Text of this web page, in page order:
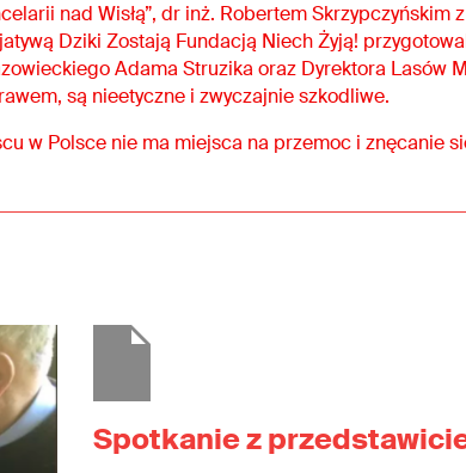
nad Wisłą”, dr inż. Robertem
Dziki Zostają Fundacją Niech Żyją!
Adama Struzika oraz Dyrektora
są nieetyczne i zwyczajnie szkodliwe.
w Polsce nie ma miejsca na przemoc i znęcanie
Spotkanie z